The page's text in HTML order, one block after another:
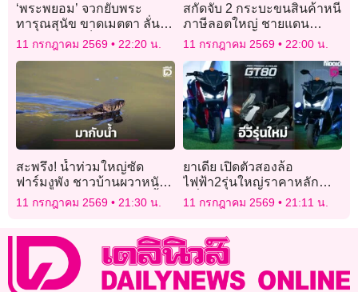
‘พระพยอม’ จวกยับพระ
ทารุณสุนัข ขาดเมตตา ลั่นถ้า
โดนจับสึกได้ก็ดี อย่าอยู่ให้
ศาสนาเสื่อม!
11 กรกฎาคม 2569 22:20 น.
สกัดจับ 2 กระบะขนสินค้าหนี
ภาษีลอตใหญ่ ชายแดน
สระแก้ว รวบ 3 ผู้ต้องหา ล่า
นายทุนใหญ่
11 กรกฎาคม 2569 22:00 น.
สะพรึง! น้ำท่วมใหญ่ซัด
ฟาร์มงูพัง ชาวบ้านผวาหนัก
หลังพบงูชูคอสลอนกลางน้ำ
11 กรกฎาคม 2569 21:30 น.
ยาเดีย เปิดตัวสองล้อ
ไฟฟ้า2รุ่นใหญ่ราคาหลัก
หมื่น
11 กรกฎาคม 2569 21:11 น.